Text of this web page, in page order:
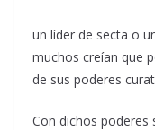
un líder de secta o
muchos creían que
de sus poderes
Con dichos poderes